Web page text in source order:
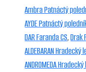
Ambra Patnáctý
AYDE Patnáctý
DAR Faranda CS,Drak
ALDEBARAN Hradecký
ANDROMEDA